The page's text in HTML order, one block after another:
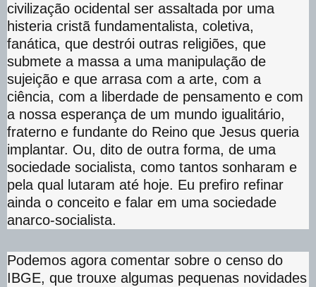
civilização ocidental ser assaltada por uma
histeria cristã fundamentalista, coletiva,
fanática, que destrói outras religiões, que
submete a massa a uma manipulação de
sujeição e que arrasa com a arte, com a
ciência, com a liberdade de pensamento e com
a nossa esperança de um mundo igualitário,
fraterno e fundante do Reino que Jesus queria
implantar. Ou, dito de outra forma, de uma
sociedade socialista, como tantos sonharam e
pela qual lutaram até hoje. Eu prefiro refinar
ainda o conceito e falar em uma sociedade
anarco-socialista.
Podemos agora comentar sobre o censo do
IBGE, que trouxe algumas pequenas novidades